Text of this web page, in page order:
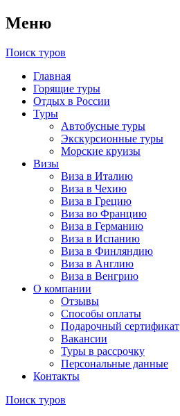
Меню
Поиск туров
Главная
Горящие туры
Отдых в России
Туры
Автобусные туры
Экскурсионные туры
Морские круизы
Визы
Виза в Италию
Виза в Чехию
Виза в Грецию
Виза во Францию
Виза в Германию
Виза в Испанию
Виза в Финляндию
Виза в Англию
Виза в Венгрию
О компании
Отзывы
Способы оплаты
Подарочный сертификат
Вакансии
Туры в рассрочку
Персональные данные
Контакты
Поиск туров